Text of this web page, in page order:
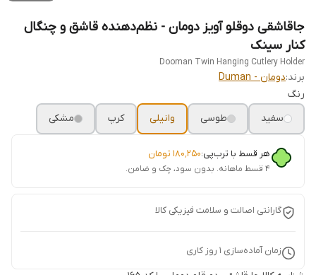
جاقاشقی دوقلو آویز دومان - نظم‌دهنده قاشق و چنگال
کنار سینک
Dooman Twin Hanging Cutlery Holder
برند:دومان - Duman
رنگ
سفید
طوسی وانیلی کرپ مشکی
هر قسط با ترب‌پی:۱۸۰٬۲۵۰ تومان
۴ قسط ماهانه. بدون سود، چک و ضامن.
گارانتی اصالت و سلامت فیزیکی کالا
زمان آماده‌سازی 1 روز کاری